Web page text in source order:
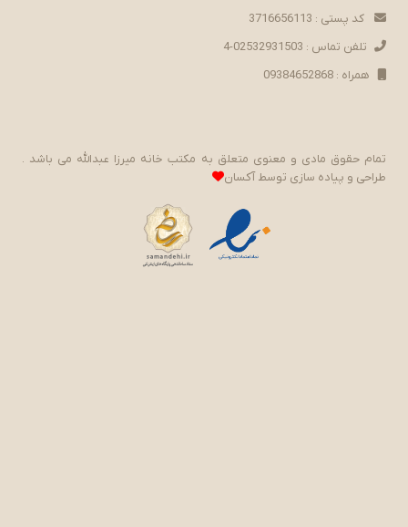
کد پستی : 3716656113
تلفن تماس : 02532931503-4
همراه : 09384652868
تمام حقوق مادی و معنوی متعلق به مکتب خانه میرزا عبدالله می باشد .
طراحی و پیاده سازی توسطآکسان